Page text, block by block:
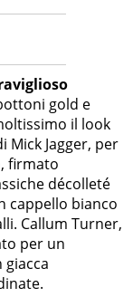
gold e
il look
Mick Jagger, per
firmato
décolleté
cappello bianco
Callum Turner,
per un
giacca